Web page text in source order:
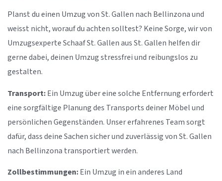
Planst du einen Umzug von St. Gallen nach Bellinzona und
weisst nicht, worauf du achten solltest? Keine Sorge, wir von
Umzugsexperte Schaaf St. Gallen aus St. Gallen helfen dir
gerne dabei, deinen Umzug stressfrei und reibungslos zu
gestalten.
Transport:Ein Umzug über eine solche Entfernung erfordert
eine sorgfältige Planung des Transports deiner Möbel und
persönlichen Gegenständen. Unser erfahrenes Team sorgt
dafür, dass deine Sachen sicher und zuverlässig von St. Gallen
nach Bellinzona transportiert werden.
Zollbestimmungen:Ein Umzug in ein anderes Land